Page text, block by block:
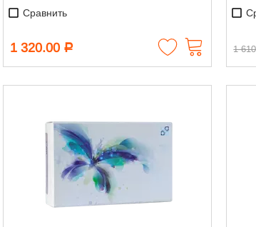
Сравнить
1 320.00 Р 1